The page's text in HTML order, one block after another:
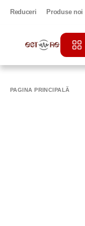
Reduceri Produse noi
PAGINA PRINCIPALĂ